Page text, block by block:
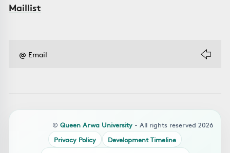
Maillist
© Queen Arwa University - All rights reserved 2026
Privacy Policy
Development Timeline